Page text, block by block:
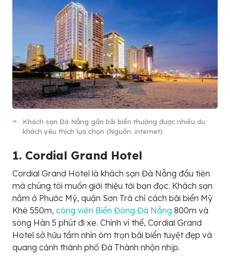
Khách sạn Đà Nẵng gần bãi biển thường được nhiều du
khách yêu thích lựa chọn (Nguồn: internet)
1. Cordial Grand Hotel
Cordial Grand Hotel là khách sạn Đà Nẵng đầu tiên
mà chúng tôi muốn giới thiệu tới bạn đọc. Khách sạn
nằm ở Phước Mỹ, quận Sơn Trà chỉ cách bãi biển Mỹ
Khê 550m, công viên Biển Đông Đà Nẵng 800m và
sông Hàn 5 phút đi xe. Chính vì thế, Cordial Grand
Hotel sở hữu tầm nhìn ôm trọn bãi biển tuyệt đẹp và
quang cảnh thành phố Đà Thành nhộn nhịp.